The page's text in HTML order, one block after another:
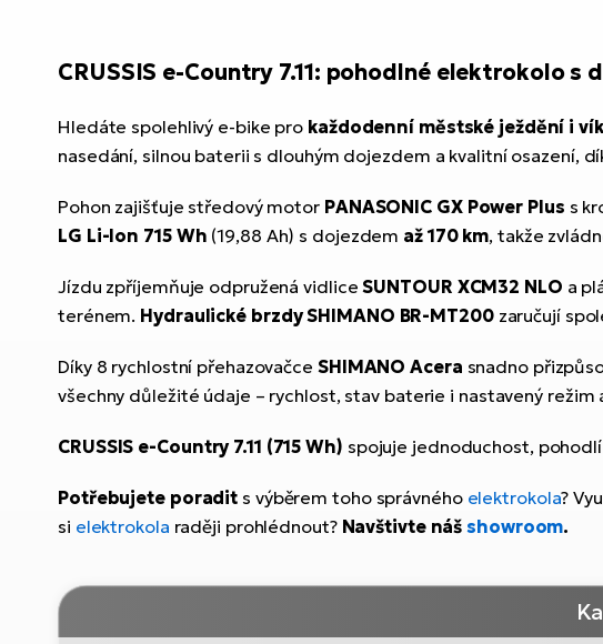
CRUSSIS e-Country 7.11: pohodlné elektrokolo s
Hledáte spolehlivý e-bike pro každodenní městské ježdění i
nasedání, silnou baterii s dlouhým dojezdem a kvalitní osazení,
Pohon zajišťuje středový motor PANASONIC GX Power Plus s
LG Li-Ion 715 Wh (19,88 Ah) s dojezdem až 170 km, takže
Jízdu zpříjemňuje odpružená vidliceSUNTOUR XCM32 NLO a
terénem. Hydraulické brzdy SHIMANO BR-MT200zaručují
Díky 8 rychlostní přehazovačce SHIMANO Acera snadno
všechny důležité údaje – rychlost, stav baterie i nastavený režim
CRUSSIS e-Country 7.11 (715 Wh) spojuje jednoduchost,
Potřebujete poradit s výběrem toho správného elektrokola?
si elektrokola raději prohlédnout? Navštivte nášshowroom.